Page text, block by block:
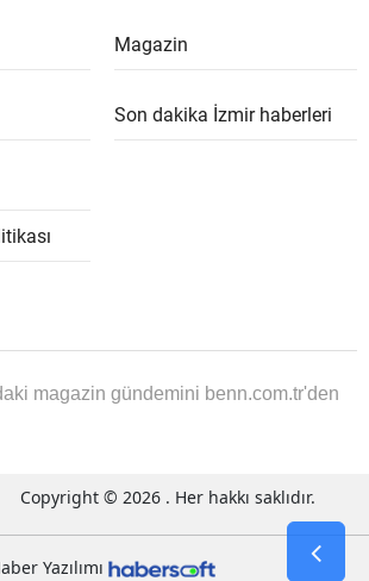
Magazin
Son dakika İzmir haberleri
magazin gündemini benn.com.tr'den
Copyright © 2026 . Her hakkı saklıdır.
Yazılımı